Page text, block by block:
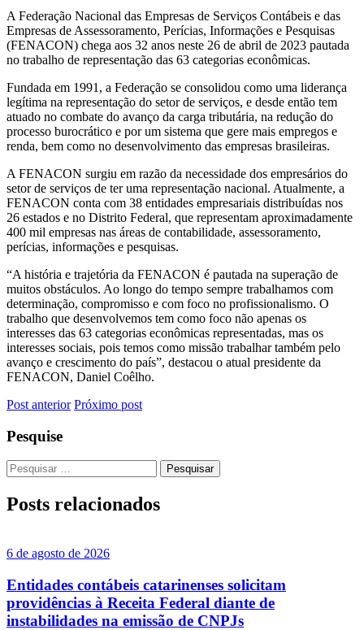
A Federação Nacional das Empresas de Serviços Contábeis e das
Empresas de Assessoramento, Perícias, Informações e Pesquisas
(FENACON) chega aos 32 anos neste 26 de abril de 2023 pautada
no trabalho de representação das 63 categorias econômicas.
Fundada em 1991, a Federação se consolidou como uma liderança
legítima na representação do setor de serviços, e desde então tem
atuado no combate do avanço da carga tributária, na redução do
processo burocrático e por um sistema que gere mais empregos e
renda, bem como no desenvolvimento das empresas brasileiras.
A FENACON surgiu em razão da necessidade dos empresários do
setor de serviços de ter uma representação nacional. Atualmente, a
FENACON conta com 38 entidades empresariais distribuídas nos
26 estados e no Distrito Federal, que representam aproximadamente
400 mil empresas nas áreas de contabilidade, assessoramento,
perícias, informações e pesquisas.
“A história e trajetória da FENACON é pautada na superação de
muitos obstáculos. Ao longo do tempo sempre trabalhamos com
determinação, compromisso e com foco no profissionalismo. O
trabalho que desenvolvemos tem como foco não apenas os
interesses das 63 categorias econômicas representadas, mas os
interesses sociais, pois temos como missão trabalhar também pelo
avanço e crescimento do país”, destacou o atual presidente da
FENACON, Daniel Coêlho.
Post anterior Próximo post
Pesquise
Pesquisar
por:
Posts relacionados
6 de agosto de 2026
Entidades contábeis catarinenses solicitam
providências à Receita Federal diante de
instabilidades na emissão de CNPJs